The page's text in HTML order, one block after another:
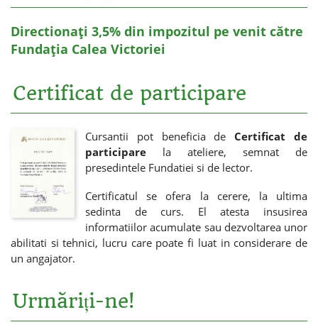
Directionați 3,5% din impozitul pe venit către
Fundația Calea Victoriei
Certificat de participare
Cursantii pot beneficia de Certificat de
participare la ateliere, semnat de
presedintele Fundatiei si de lector.
Certificatul se ofera la cerere, la ultima
sedinta de curs. El atesta insusirea
informatiilor acumulate sau dezvoltarea unor
abilitati si tehnici, lucru care poate fi luat in considerare de
un angajator.
Urmăriți-ne!